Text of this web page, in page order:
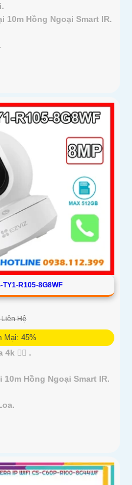
10m Hồng Ngoại Smart IR.
TY1-R105-8G8WF
Liên Hệ
Mại: 45%
4k 👍🏾 .
10m Hồng Ngoại Smart IR.